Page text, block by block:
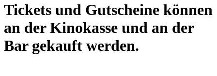
Tickets und Gutscheine können
an der Kinokasse und an der
Bar gekauft werden.